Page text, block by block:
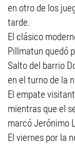
en otro de los
tarde.
El clásico
Pillmatun quedó
Salto del barrio
en el turno de la
El empate
mientras que el
marcó Jerónimo
El viernes por la